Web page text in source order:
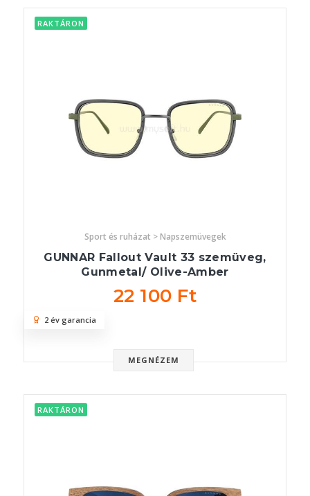
RAKTÁRON
Sport és ruházat > Napszemüvegek
GUNNAR Fallout Vault 33 szemüveg,
Gunmetal/ Olive-Amber
22 100 Ft
MEGNÉZEM
2 év garancia
RAKTÁRON